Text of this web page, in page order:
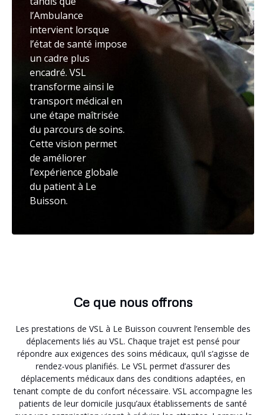
l’Ambulance
intervient lorsque
l’état de santé impose
un cadre plus
encadré. VSL
transforme ainsi le
transport médical en
une étape maîtrisée
du parcours de soins.
Cette vision permet
de améliorer
l’expérience globale
du patient à Le
Buisson.
Ce que nous offrons
Les prestations de VSL à Le Buisson couvrent l’ensemble des
déplacements liés au VSL. Chaque trajet est pensé pour
répondre aux exigences des soins médicaux, qu’il s’agisse de
rendez-vous planifiés. Le VSL permet d’assurer des
déplacements médicaux dans des conditions adaptées, en
tenant compte de du confort nécessaire. VSL accompagne les
patients de leur domicile jusqu’aux établissements de santé